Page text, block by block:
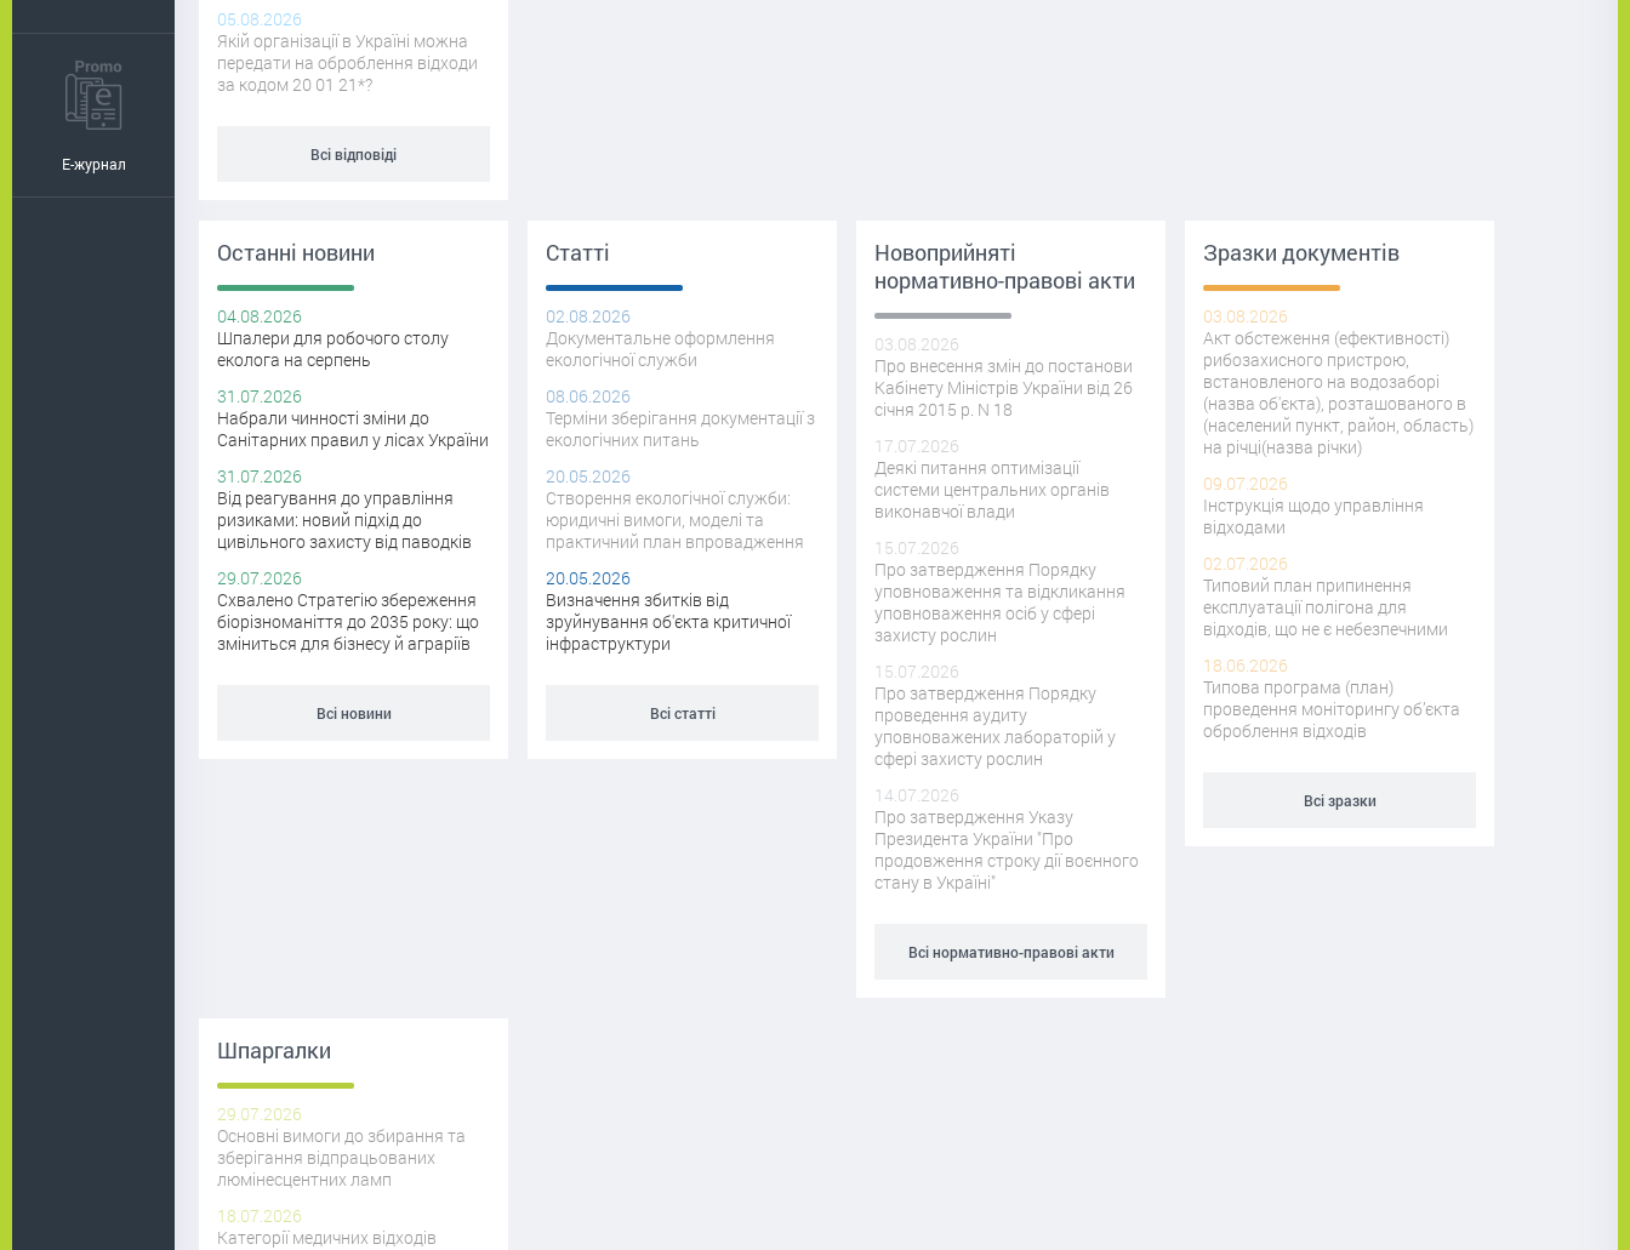
E-журнал
05.08.2026
Якій організації в Україні можна
передати на оброблення відходи
за кодом 20 01 21*?
Всі відповіді
Останні новини
04.08.2026
Шпалери для робочого столу
еколога на серпень
31.07.2026
Набрали чинності зміни до
Санітарних правил у лісах України
31.07.2026
Від реагування до управління
ризиками: новий підхід до
цивільного захисту від паводків
29.07.2026
Схвалено Стратегію збереження
біорізноманіття до 2035 року: що
зміниться для бізнесу й аграріїв
Всі новини
Статті
02.08.2026
Документальне оформлення
екологічної служби
08.06.2026
Терміни зберігання документації з
екологічних питань
20.05.2026
Створення екологічної служби:
юридичні вимоги, моделі та
практичний план впровадження
20.05.2026
Визначення збитків від
зруйнування об'єкта критичної
інфраструктури
Всі статті
Новоприйняті
нормативно-правові акти
03.08.2026
Про внесення змін до постанови
Кабінету Міністрів України від 26
січня 2015 р. N 18
17.07.2026
Деякі питання оптимізації
системи центральних органів
виконавчої влади
15.07.2026
Про затвердження Порядку
уповноваження та відкликання
уповноваження осіб у сфері
захисту рослин
15.07.2026
Про затвердження Порядку
проведення аудиту
уповноважених лабораторій у
сфері захисту рослин
14.07.2026
Про затвердження Указу
Президента України "Про
продовження строку дії воєнного
стану в Україні"
Всі нормативно-правові акти
Зразки документів
03.08.2026
Акт обстеження (ефективності)
рибозахисного пристрою,
встановленого на водозаборі
(назва об'єкта), розташованого в
(населений пункт, район, область)
на річці(назва річки)
09.07.2026
Інструкція щодо управління
відходами
02.07.2026
Типовий план припинення
експлуатації полігона для
відходів, що не є небезпечними
18.06.2026
Типова програма (план)
проведення моніторингу об’єкта
оброблення відходів
Всі зразки
Шпаргалки
29.07.2026
Основні вимоги до збирання та
зберігання відпрацьованих
люмінесцентних ламп
18.07.2026
Категорії медичних відходів